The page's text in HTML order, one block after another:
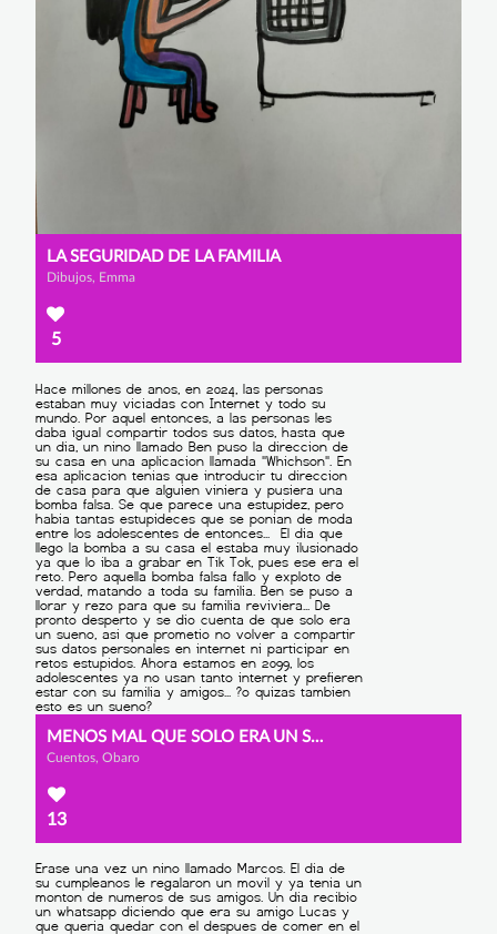
LA SEGURIDAD DE LA FAMILIA
Dibujos, Emma
5
MENOS MAL QUE SOLO ERA UN SUEÑO
Cuentos, Obaro
13